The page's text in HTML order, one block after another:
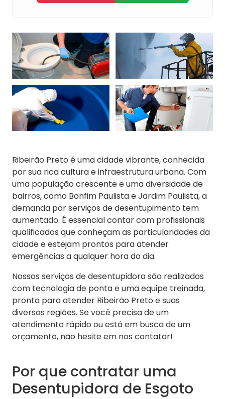
Ribeirão Preto é uma cidade vibrante, conhecida
por sua rica cultura e infraestrutura urbana. Com
uma população crescente e uma diversidade de
bairros, como Bonfim Paulista e Jardim Paulista, a
demanda por serviços de desentupimento tem
aumentado. É essencial contar com profissionais
qualificados que conheçam as particularidades da
cidade e estejam prontos para atender
emergências a qualquer hora do dia.
Nossos serviços de desentupidora são realizados
com tecnologia de ponta e uma equipe treinada,
pronta para atender Ribeirão Preto e suas
diversas regiões. Se você precisa de um
atendimento rápido ou está em busca de um
orçamento, não hesite em nos contatar!
Por que contratar uma
Desentupidora de Esgoto